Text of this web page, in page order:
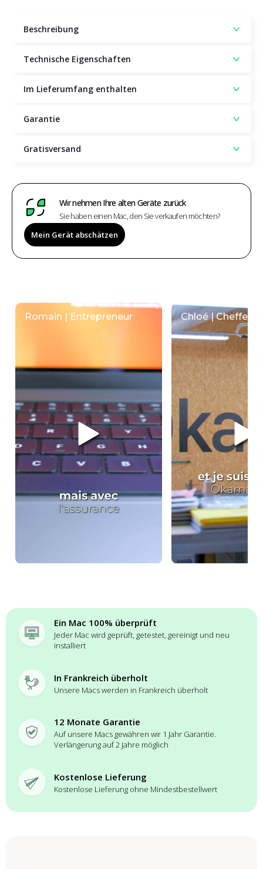
Beschreibung
Technische Eigenschaften
Im Lieferumfang enthalten
Garantie
Gratisversand
Wir nehmen Ihre alten Geräte zurück
Sie haben einen Mac, den Sie verkaufen möchten?
Mein Gerät abschätzen
Ein Mac 100% überprüft
Jeder Mac wird geprüft, getestet, gereinigt und neu
installiert
In Frankreich überholt
Unsere Macs werden in Frankreich überholt
12 Monate Garantie
Auf unsere Macs gewähren wir 1 Jahr Garantie.
Verlängerung auf 2 Jahre möglich
Kostenlose Lieferung
Kostenlose Lieferung ohne Mindestbestellwert